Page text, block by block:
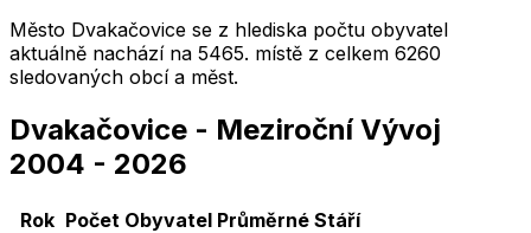
Město Dvakačovice se z hlediska počtu obyvatel
aktuálně nachází na 5465. místě z celkem 6260
sledovaných obcí a měst.
Dvakačovice - Meziroční Vývoj
2004 - 2026
Rok Počet Obyvatel Průměrné Stáří